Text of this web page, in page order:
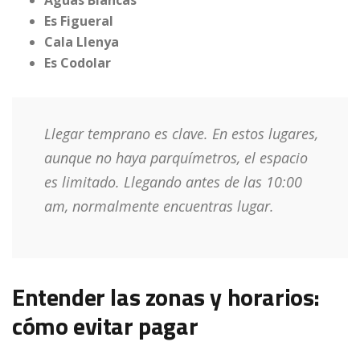
Es Figueral
Cala Llenya
Es Codolar
Llegar temprano es clave. En estos lugares,
aunque no haya parquímetros, el espacio
es limitado. Llegando antes de las 10:00
am, normalmente encuentras lugar.
Entender las zonas y horarios:
cómo evitar pagar